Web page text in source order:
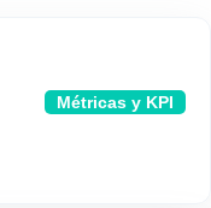
Métricas y KPI